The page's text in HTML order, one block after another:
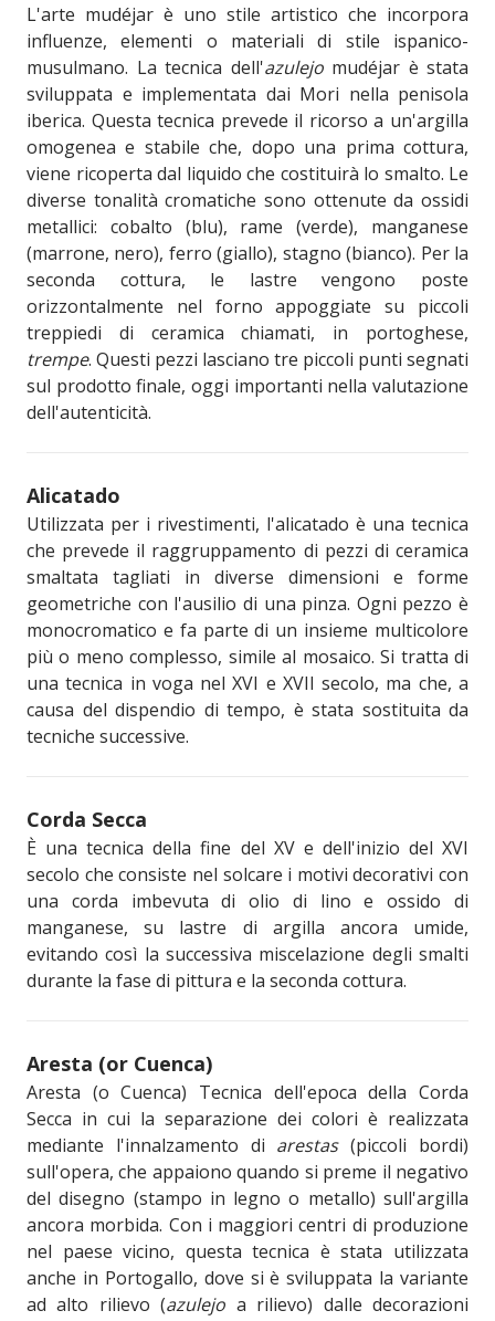
L'arte mudéjar è uno stile artistico che incorpora
influenze, elementi o materiali di stile ispanico-
musulmano. La tecnica dell'azulejomudéjar è stata
sviluppata e implementata dai Mori nella penisola
iberica. Questa tecnica prevede il ricorso a un'argilla
omogenea e stabile che, dopo una prima cottura,
viene ricoperta dal liquido che costituirà lo smalto. Le
diverse tonalità cromatiche sono ottenute da ossidi
metallici: cobalto (blu), rame (verde), manganese
(marrone, nero), ferro (giallo), stagno (bianco). Per la
seconda cottura, le lastre vengono poste
orizzontalmente nel forno appoggiate su piccoli
treppiedi di ceramica chiamati, in portoghese,
trempe. Questi pezzi lasciano tre piccoli punti segnati
sul prodotto finale, oggi importanti nella valutazione
dell'autenticità.
Alicatado
Utilizzata per i rivestimenti, l'alicatado è una tecnica
che prevede il raggruppamento di pezzi di ceramica
smaltata tagliati in diverse dimensioni e forme
geometriche con l'ausilio di una pinza. Ogni pezzo è
monocromatico e fa parte di un insieme multicolore
più o meno complesso, simile al mosaico. Si tratta di
una tecnica in voga nel XVI e XVII secolo, ma che, a
causa del dispendio di tempo, è stata sostituita da
tecniche successive.
Corda Secca
È una tecnica della fine del XV e dell'inizio del XVI
secolo che consiste nel solcare i motivi decorativi con
una corda imbevuta di olio di lino e ossido di
manganese, su lastre di argilla ancora umide,
evitando così la successiva miscelazione degli smalti
durante la fase di pittura e la seconda cottura.
Aresta (or Cuenca)
Aresta (o Cuenca) Tecnica dell'epoca della Corda
Secca in cui la separazione dei colori è realizzata
mediante l'innalzamento di arestas(piccoli bordi)
sull'opera, che appaiono quando si preme il negativo
del disegno (stampo in legno o metallo) sull'argilla
ancora morbida. Con i maggiori centri di produzione
nel paese vicino, questa tecnica è stata utilizzata
anche in Portogallo, dove si è sviluppata la variante
ad alto rilievo (azulejo a rilievo) dalle decorazioni